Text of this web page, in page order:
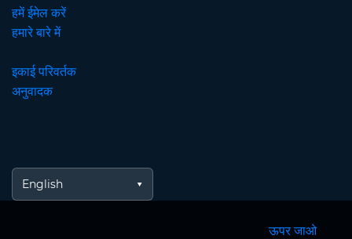
हमें ईमेल करें
हमारे बारे में
इकाई परिवर्तक
अनुवादक
English
ऊपर जाओ